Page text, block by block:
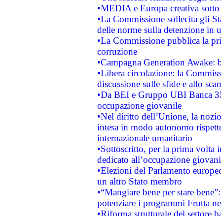
•MEDIA e Europa creativa
•La Commissione sollecita gli
delle norme sulla detenzione in
•La Commissione pubblica la
corruzione
•Campagna Generation
•Libera circolazione: la
discussione sulle sfide e allo
•Da BEI e Gruppo UBI Banca
occupazione giovanile
•Nel diritto dell’Unione, la
intesa in modo autonomo
internazionale umanitario
•Sottoscritto, per la prima volta
dedicato all’occupazione
•Elezioni del Parlamento
un altro Stato membro
•“Mangiare bene per stare
potenziare i programmi Frutta
•Riforma strutturale del settore